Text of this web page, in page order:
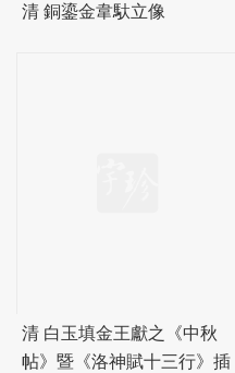
清 銅鎏金韋馱立像
清 白玉填金王獻之《中秋
帖》暨《洛神賦十三行》插